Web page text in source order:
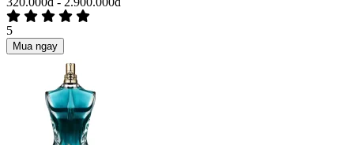
5
Mua ngay